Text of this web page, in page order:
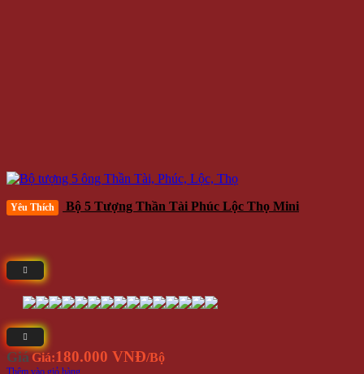
Yêu Thích Bộ 5 Tượng Thần Tài Phúc Lộc Thọ Mini
Giá Giá:180.000 VNĐ/Bộ